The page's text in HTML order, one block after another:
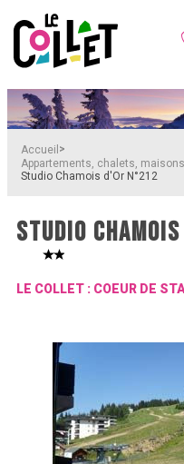
Accueil >
Appartements, chalets, maisons
Studio Chamois d'Or N°212
STUDIO
LE COLLET : COEUR DE